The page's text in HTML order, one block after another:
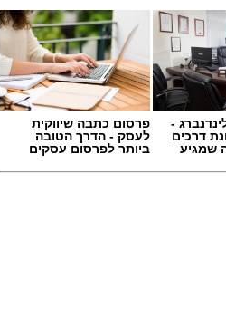
-
דרכים
שמגיע
פרסום כתבה שיווקית
לעסק - הדרך הטובה
ביותר לפרסום עסקים